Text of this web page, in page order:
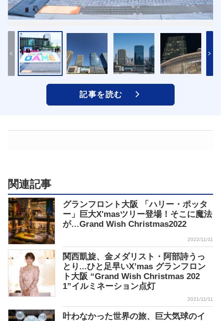
記事を読む
関連記事
グランフロント大阪 「ハリー・ポッタ
ー」巨大X'masツリー登場！そこに魔法
が…Grand Wish Christmas2022
2022/11/11
関西凱旋、金メダリスト・阿部詩うっ
とり...ひと足早いX’mas グランフロン
ト大阪 “Grand Wish Christmas 202
1”イルミネーション点灯
2021/11/11
叶わなかった世界の旅、巨大気球のイ